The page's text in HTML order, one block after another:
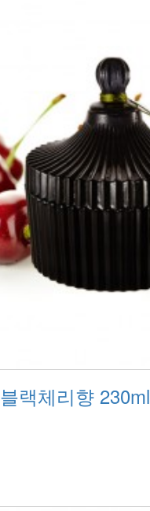
랙체리향 230ml